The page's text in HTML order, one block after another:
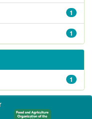
1
1
1